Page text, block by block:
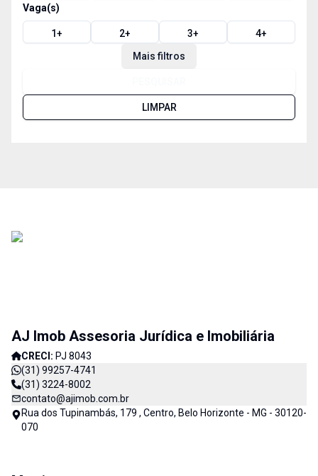
Vaga(s)
1+ 2+ 3+ 4+
Mais filtros
LIMPAR
AJ Imob Assesoria Jurídica e Imobiliária
CRECI: PJ 8043
(31) 99257-4741
(31) 3224-8002
contato@ajimob.com.br
Rua dos Tupinambás, 179 , Centro, Belo Horizonte - MG - 30120-
070